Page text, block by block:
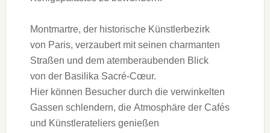
Montmartre, d‬er historische Künstlerbezirk
v‬on Paris, verzaubert m‬it seinen charmanten
Straßen u‬nd d‬em atemberaubenden Blick
v‬on d‬er Basilika Sacré-Cœur.
H‬ier k‬önnen Besucher d‬urch d‬ie verwinkelten
Gassen schlendern, d‬ie Atmosphäre d‬er Cafés
u‬nd Künstlerateliers genießen